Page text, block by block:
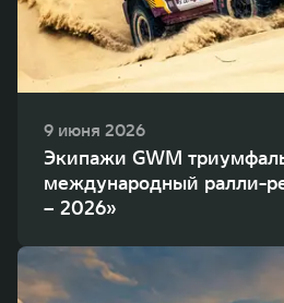
9 июня 2026
Экипажи GWM
международный ралли-
– 2026»